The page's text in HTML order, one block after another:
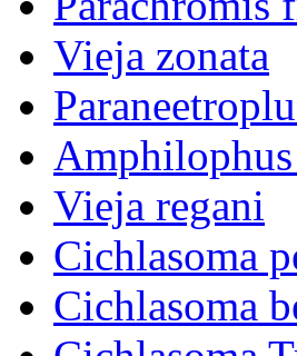
Vieja zonata
Vieja regani
Cichlasoma
Cichlasoma